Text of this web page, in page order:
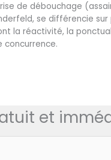
de débouchage
se différencie sur
la réactivité, la
et